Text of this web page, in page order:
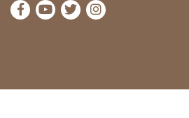
die Seite Facebook von
die Seite YouTube von
die Seite Twitter
die Seite